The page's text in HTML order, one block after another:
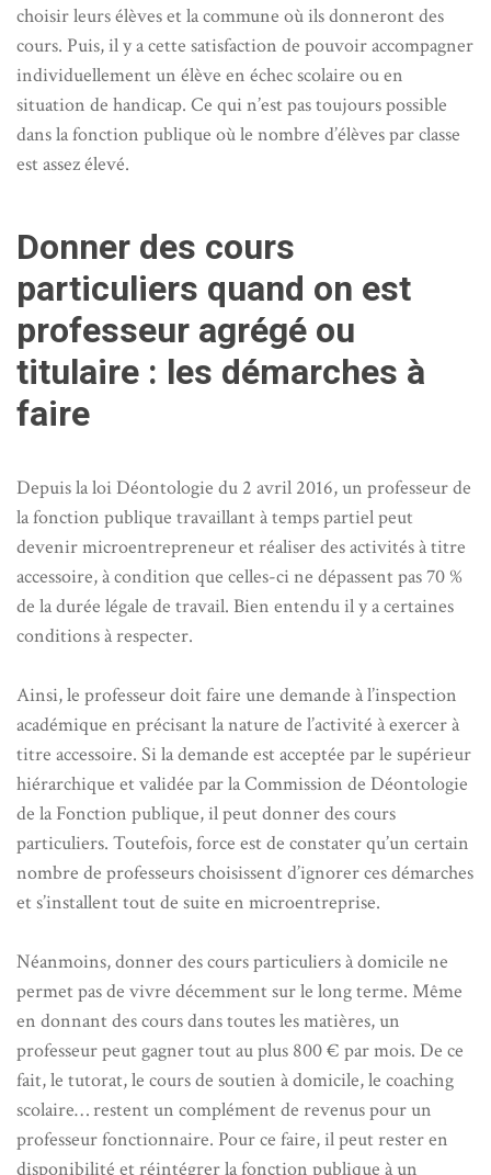
choisir leurs élèves et la commune où ils donneront des
cours. Puis, il y a cette satisfaction de pouvoir accompagner
individuellement un élève en échec scolaire ou en
situation de handicap. Ce qui n’est pas toujours possible
dans la fonction publique où le nombre d’élèves par classe
est assez élevé.
Donner des cours
particuliers quand on est
professeur agrégé ou
titulaire : les démarches à
faire
Depuis la loi Déontologie du 2 avril 2016, un professeur de
la fonction publique travaillant à temps partiel peut
devenir microentrepreneur et réaliser des activités à titre
accessoire, à condition que celles-ci ne dépassent pas 70 %
de la durée légale de travail. Bien entendu il y a certaines
conditions à respecter.
Ainsi, le professeur doit faire une demande à l’inspection
académique en précisant la nature de l’activité à exercer à
titre accessoire. Si la demande est acceptée par le supérieur
hiérarchique et validée par la Commission de Déontologie
de la Fonction publique, il peut donner des cours
particuliers. Toutefois, force est de constater qu’un certain
nombre de professeurs choisissent d’ignorer ces démarches
et s’installent tout de suite en microentreprise.
Néanmoins, donner des cours particuliers à domicile ne
permet pas de vivre décemment sur le long terme. Même
en donnant des cours dans toutes les matières, un
professeur peut gagner tout au plus 800 € par mois. De ce
fait, le tutorat, le cours de soutien à domicile, le coaching
scolaire… restent un complément de revenus pour un
professeur fonctionnaire. Pour ce faire, il peut rester en
disponibilité et réintégrer la fonction publique à un